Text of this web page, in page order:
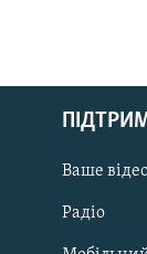
Русский
Qırımtatar
ДОЛУЧАЙСЯ!
Ваше
Радіо